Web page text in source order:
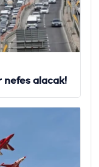
nefes alacak!